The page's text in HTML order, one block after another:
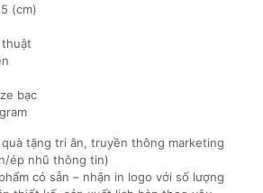
(cm)
thuật
bạc
tặng tri ân, truyền thông marketing
ép nhũ thông tin)
có sẵn – nhận in logo với số lượng